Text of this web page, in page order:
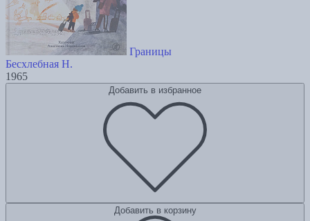
Границы
Бесхлебная Н.
1965
Добавить в избранное
Добавить в корзину